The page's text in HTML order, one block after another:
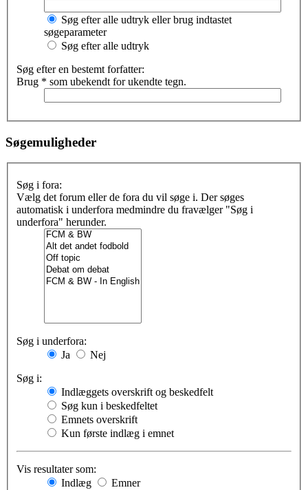
Søg efter alle udtryk eller brug indtastet
søgeparameter
Søg efter alle udtryk
Søg efter en bestemt forfatter:
Brug * som ubekendt for ukendte tegn.
Søgemuligheder
Søg i fora:
Vælg det forum eller de fora du vil søge i. Der søges
automatisk i underfora medmindre du fravælger "Søg i
underfora" herunder.
Søg i underfora:
Ja
Nej
Søg i:
Indlæggets overskrift og beskedfelt
Søg kun i beskedfeltet
Emnets overskrift
Kun første indlæg i emnet
Vis resultater som:
Indlæg
Emner